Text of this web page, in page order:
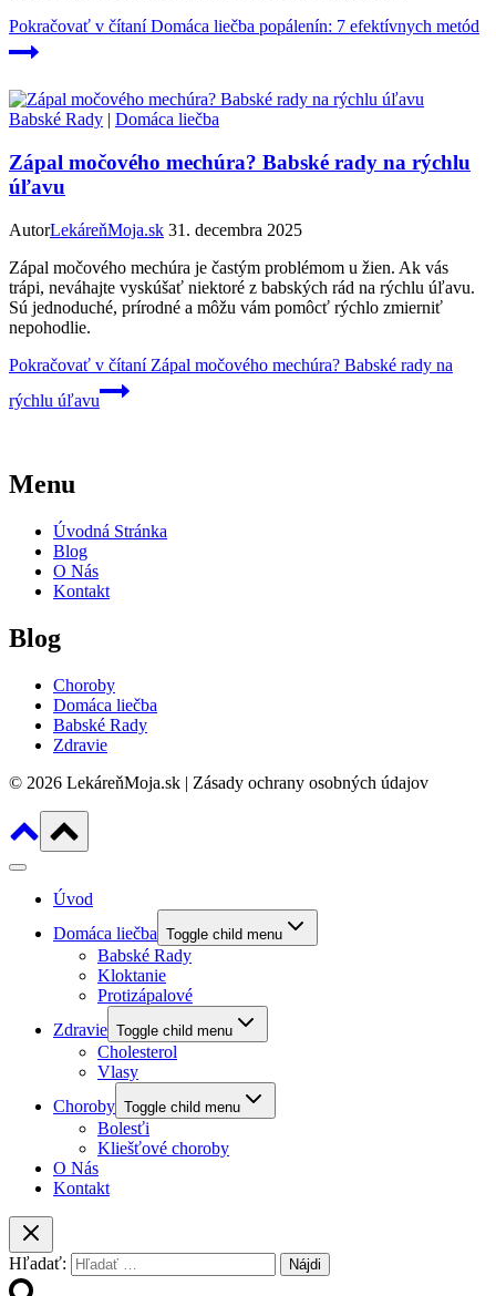
Pokračovať v čítaníDomáca liečba popálenín: 7 efektívnych metód
Babské Rady | Domáca liečba
Zápal močového mechúra? Babské rady na rýchlu
úľavu
AutorLekáreňMoja.sk 31. decembra 2025
Zápal močového mechúra je častým problémom u žien. Ak vás
trápi, neváhajte vyskúšať niektoré z babských rád na rýchlu úľavu.
Sú jednoduché, prírodné a môžu vám pomôcť rýchlo zmierniť
nepohodlie.
Pokračovať v čítaníZápal močového mechúra? Babské rady na
rýchlu úľavu
Menu
Úvodná Stránka
Blog
O Nás
Kontakt
Blog
Choroby
Domáca liečba
Babské Rady
Zdravie
© 2026 LekáreňMoja.sk | Zásady ochrany osobných údajov
Úvod
Domáca liečba Toggle child menu
Babské Rady
Kloktanie
Protizápalové
Zdravie Toggle child menu
Cholesterol
Vlasy
Choroby Toggle child menu
Bolesťi
Kliešťové choroby
O Nás
Kontakt
Hľadať: